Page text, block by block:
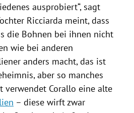
ausprobiert“, sagt
Ricciarda meint, dass
die Bohnen bei ihnen nicht
wie bei anderen
anders macht, das ist
aber so manches
verwendet Corallo eine alte
– diese wirft zwar